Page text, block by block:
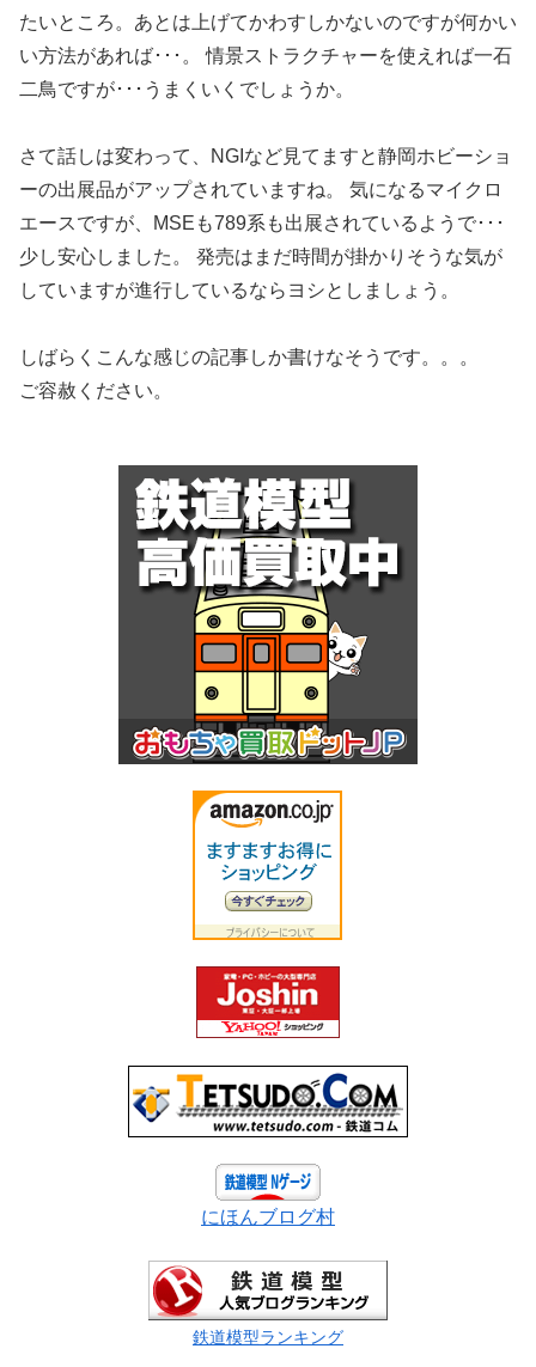
たいところ。あとは上げてかわすしかないのですが何かい
い方法があれば･･･。 情景ストラクチャーを使えれば一石
二鳥ですが･･･うまくいくでしょうか。
さて話しは変わって、NGIなど見てますと静岡ホビーショ
ーの出展品がアップされていますね。 気になるマイクロ
エースですが、MSEも789系も出展されているようで･･･
少し安心しました。 発売はまだ時間が掛かりそうな気が
していますが進行しているならヨシとしましょう。
しばらくこんな感じの記事しか書けなそうです。。。
ご容赦ください。
にほんブログ村
鉄道模型ランキング